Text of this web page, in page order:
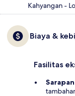
Kahyangan -
Biaya &
Fasilitas